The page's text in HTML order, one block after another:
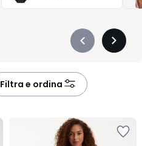
Précédent
à
gauche
Filtra e ordina